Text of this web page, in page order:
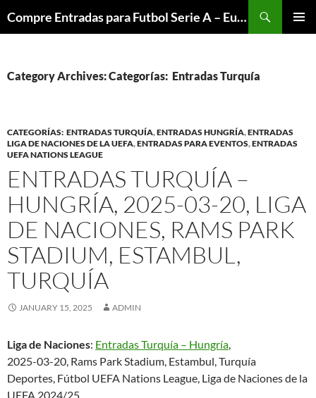
to
Compre Entradas para Futbol Serie A – Europa League – Premier League – Bundesliga
Category Archives: Categorías: Entradas Turquía
CATEGORÍAS: ENTRADAS TURQUÍA,ENTRADAS HUNGRÍA,ENTRADAS
LIGA DE NACIONES DE LA UEFA,ENTRADAS PARA EVENTOS,ENTRADAS
UEFA NATIONS LEAGUE
ENTRADAS TURQUÍA –
HUNGRÍA, 2025-03-20, LIGA
DE NACIONES, RAMS PARK
STADIUM, ESTAMBUL,
TURQUÍA
JANUARY 15, 2025 ADMIN
Liga de Naciones: Entradas Turquía – Hungría,
2025-03-20, Rams Park Stadium, Estambul, Turquía
Deportes, Fútbol UEFA Nations League, Liga de Naciones de la
UEFA 2024/25